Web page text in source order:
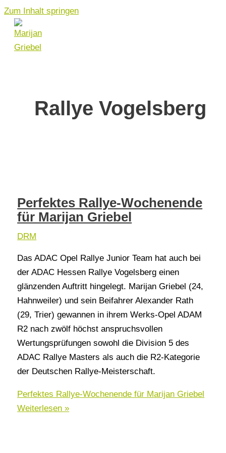
Zum Inhalt springen
Rallye Vogelsberg
Perfektes Rallye-Wochenende
für Marijan Griebel
DRM
Das ADAC Opel Rallye Junior Team hat auch bei
der ADAC Hessen Rallye Vogelsberg einen
glänzenden Auftritt hingelegt. Marijan Griebel (24,
Hahnweiler) und sein Beifahrer Alexander Rath
(29, Trier) gewannen in ihrem Werks-Opel ADAM
R2 nach zwölf höchst anspruchsvollen
Wertungsprüfungen sowohl die Division 5 des
ADAC Rallye Masters als auch die R2-Kategorie
der Deutschen Rallye-Meisterschaft.
Perfektes Rallye-Wochenende für Marijan Griebel
Weiterlesen »